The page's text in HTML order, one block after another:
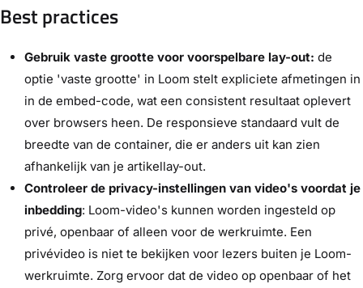
Best practices
Gebruik vaste grootte voor voorspelbare lay-out: de
optie 'vaste grootte' in Loom stelt expliciete afmetingen in
in de embed-code, wat een consistent resultaat oplevert
over browsers heen. De responsieve standaard vult de
breedte van de container, die er anders uit kan zien
afhankelijk van je artikellay-out.
Controleer de privacy-instellingen van video's voordat je
inbedding: Loom-video's kunnen worden ingesteld op
privé, openbaar of alleen voor de werkruimte. Een
privévideo is niet te bekijken voor lezers buiten je Loom-
werkruimte. Zorg ervoor dat de video op openbaar of het